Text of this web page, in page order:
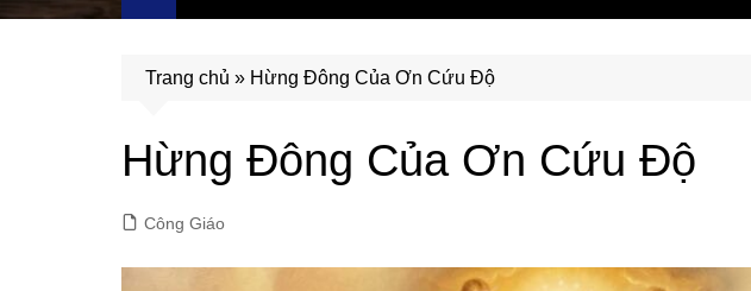
Trang chủ » Hừng Đông Của Ơn Cứu Độ
Hừng Đông Của Ơn Cứu Độ
Công Giáo